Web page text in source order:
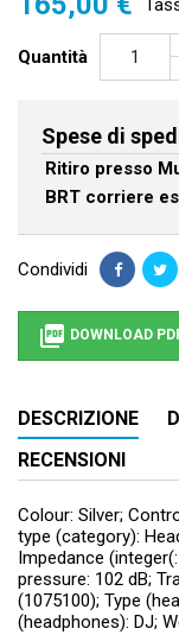
Quantità
Spese di
Ritiro presso
BRT corriere
Condividi
 DOWNLOAD
DESCRIZIONE
RECENSIONI
Colour: Silver;
type (category):
Impedance
pressure: 102 dB;
(1075100); Type
(headphones): DJ;